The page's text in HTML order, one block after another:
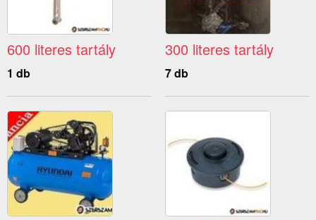
600 literes tartály
1 db
300 literes tartály
7 db